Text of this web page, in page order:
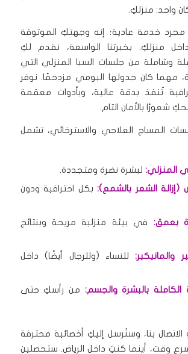
واحد: منزلكِ.
خدمة عادية؛ إنه وجهتكِ الموثوقة
منزلكِ. بخبرتنا الواسعة، نقدم لكِ
وشاملة من جلسات السبا المنزلي التي
مهما كان جدولها اليومي مزدحمًا. نوفر
تُنفذ بدقة عالية، وبأدوات معقمة
شعورًا بالأمان التام.
المساج العلاجي والاسترخائي، تشمل
المنزلي:لبشرة نضرة ومتجددة.
(إزالة الشعر بالشمع):بكل احترافية ودون
بعمق: في بيئة منزلية مريحة وبنتائج
والمانيكير:للنساء (وللرجال أيضًا) داخل
الكاملة بالبشرة والجسم: من رأسكِ حتى
بنا، وسنُرسل إليكِ أخصائية محترفة
وقت، أينما كنتِ داخل الرياض. ستحصلين